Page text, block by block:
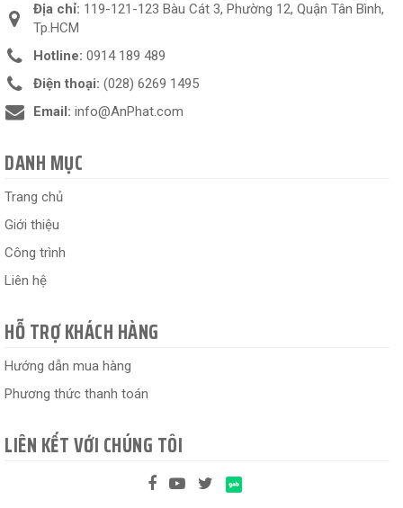
Địa chỉ: 119-121-123 Bàu Cát 3, Phường 12, Quận Tân Bình,
Tp.HCM
Hotline: 0914 189 489
Điện thoại: (028) 6269 1495
Email: info@AnPhat.com
DANH MỤC
Trang chủ
Giới thiệu
Công trình
Liên hệ
HỖ TRỢ KHÁCH HÀNG
Hướng dẫn mua hàng
Phương thức thanh toán
LIÊN KẾT VỚI CHÚNG TÔI